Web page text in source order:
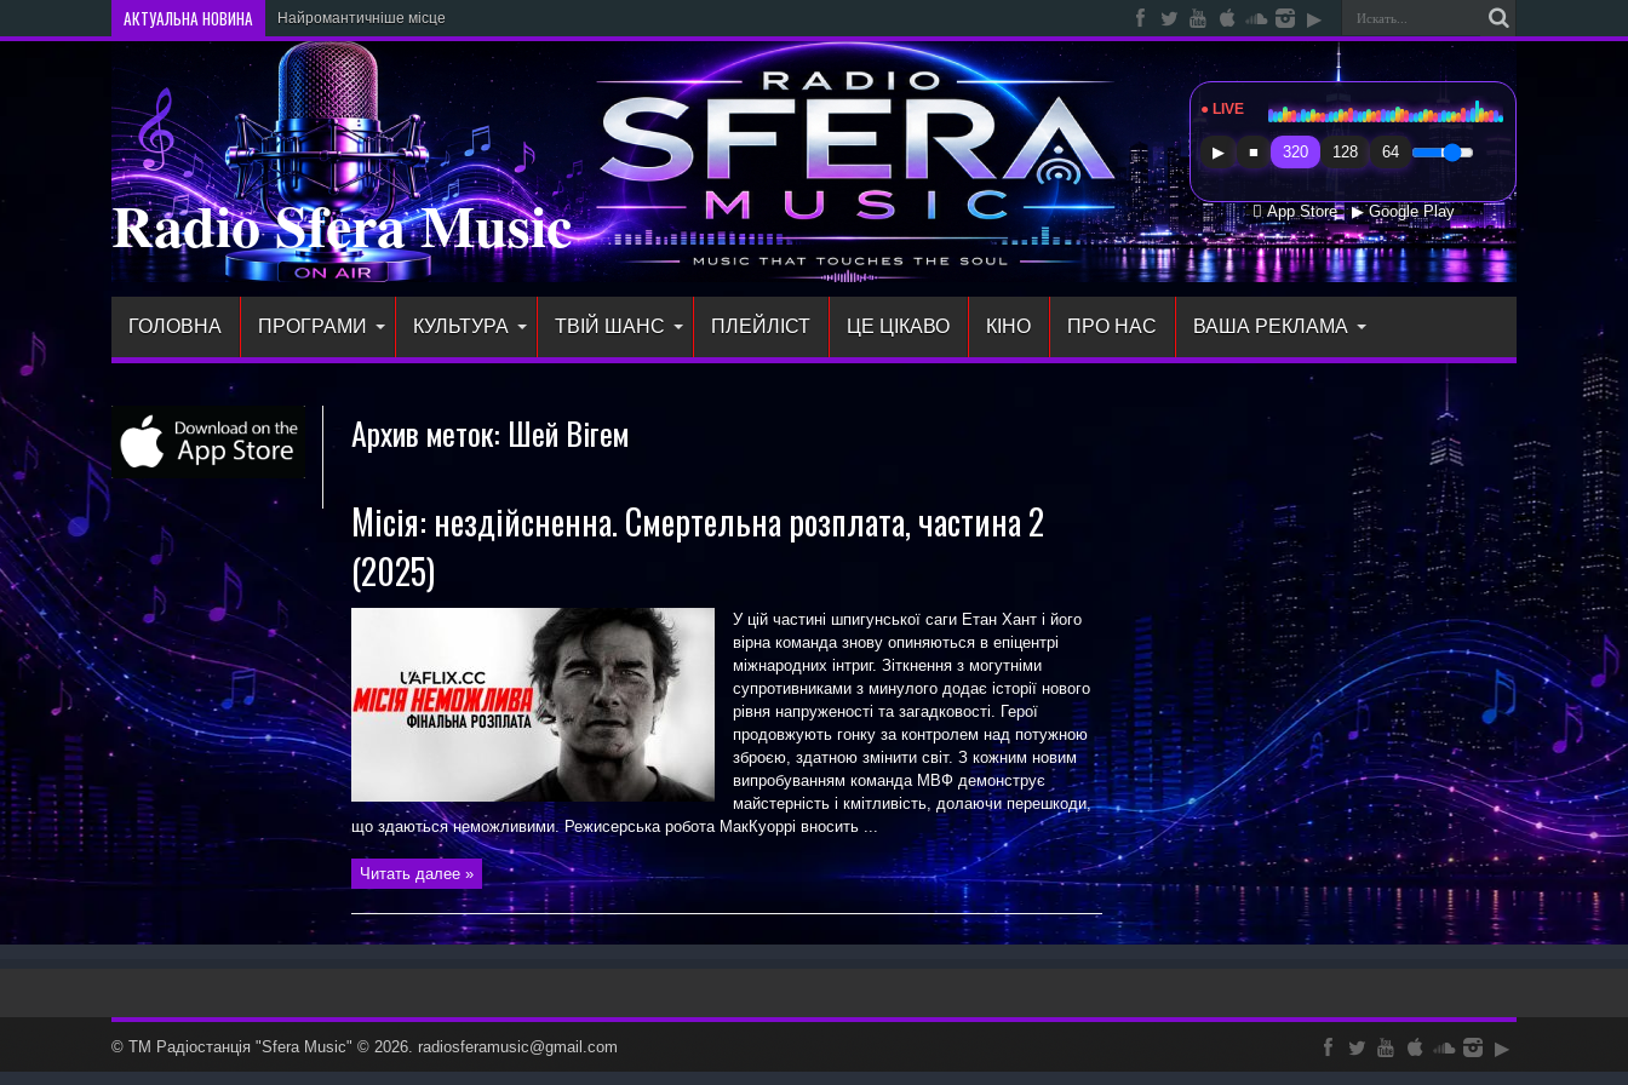
АКТУАЛЬНА НОВИНА Найромантичніше місце у 2026 році — Dir
Radio Sfera Music
● LIVE Radio Sfera Music
▶ ■ 320 128 64
 App Store ▶ Google Play
ГОЛОВНА ПРОГРАМИ КУЛЬТУРА ТВІЙ ШАНС ПЛЕЙЛIСТ ЦЕ ЦІКАВО КІНО ПРО НАС ВАША РЕКЛАМА
Архив меток: Шей Вігем
Місія: нездійсненна. Смертельна розплата, частина 2
(2025)
У цій частині шпигунської саги Етан Хант і його
вірна команда знову опиняються в епіцентрі
міжнародних інтриг. Зіткнення з могутніми
супротивниками з минулого додає історії нового
рівня напруженості та загадковості. Герої
продовжують гонку за контролем над потужною
зброєю, здатною змінити світ. З кожним новим
випробуванням команда МВФ демонструє
майстерність і кмітливість, долаючи перешкоди,
що здаються неможливими. Режисерська робота МакКуоррі вносить ...
Читать далее »
© ТМ Радiостанцiя "Sfera Music" © 2026. radiosferamusic@gmail.com